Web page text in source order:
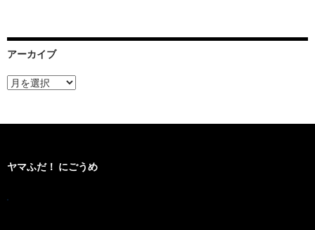
アーカイブ
ア
ー
ヤマふだ！ にごうめ